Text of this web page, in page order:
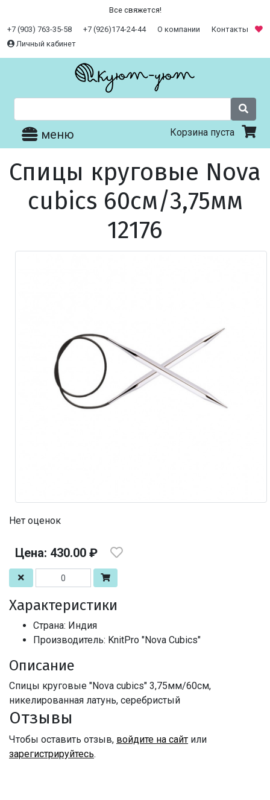
Все свяжется!
+7 (903) 763-35-58 +7 (926)174-24-44 О компании
Контакты
Личный кабинет
меню Корзина пуста
Спицы круговые Nova
cubics 60см/3,75мм
12176
Нет оценок
Цена: 430.00 ₽
Характеристики
Страна: Индия
Производитель: KnitPro "Nova Cubics"
Описание
Спицы круговые "Nova cubics" 3,75мм/60см,
никелированная латунь, серебристый
Отзывы
Чтобы оставить отзыв, войдите на сайт или
зарегистрируйтесь.